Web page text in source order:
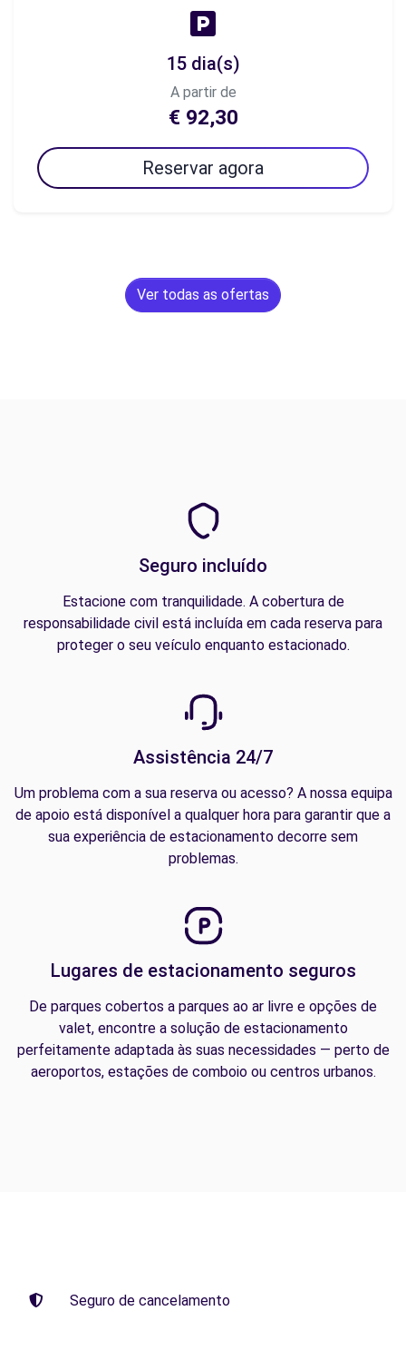
15 dia(s)
A partir de
€ 92,30
Reservar agora
Ver todas as ofertas
Seguro incluído
Estacione com tranquilidade. A cobertura de
responsabilidade civil está incluída em cada reserva para
proteger o seu veículo enquanto estacionado.
Assistência 24/7
Um problema com a sua reserva ou acesso? A nossa equipa
de apoio está disponível a qualquer hora para garantir que a
sua experiência de estacionamento decorre sem
problemas.
Lugares de estacionamento seguros
De parques cobertos a parques ao ar livre e opções de
valet, encontre a solução de estacionamento
perfeitamente adaptada às suas necessidades — perto de
aeroportos, estações de comboio ou centros urbanos.
Seguro de cancelamento